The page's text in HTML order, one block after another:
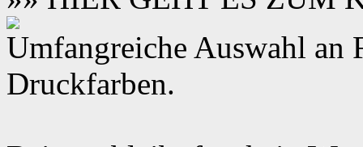
Umfangreiche Auswahl an
Druckfarben.